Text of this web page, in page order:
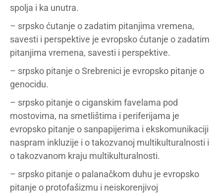
spolja i ka unutra.
– srpsko ćutanje o zadatim pitanjima vremena,
savesti i perspektive je evropsko ćutanje o zadatim
pitanjima vremena, savesti i perspektive.
– srpsko pitanje o Srebrenici je evropsko pitanje o
genocidu.
– srpsko pitanje o ciganskim favelama pod
mostovima, na smetlištima i periferijama je
evropsko pitanje o sanpapijerima i ekskomunikaciji
naspram inkluzije i o takozvanoj multikulturalnosti i
o takozvanom kraju multikulturalnosti.
– srpsko pitanje o palanačkom duhu je evropsko
pitanje o protofašizmu i neiskorenjivoj